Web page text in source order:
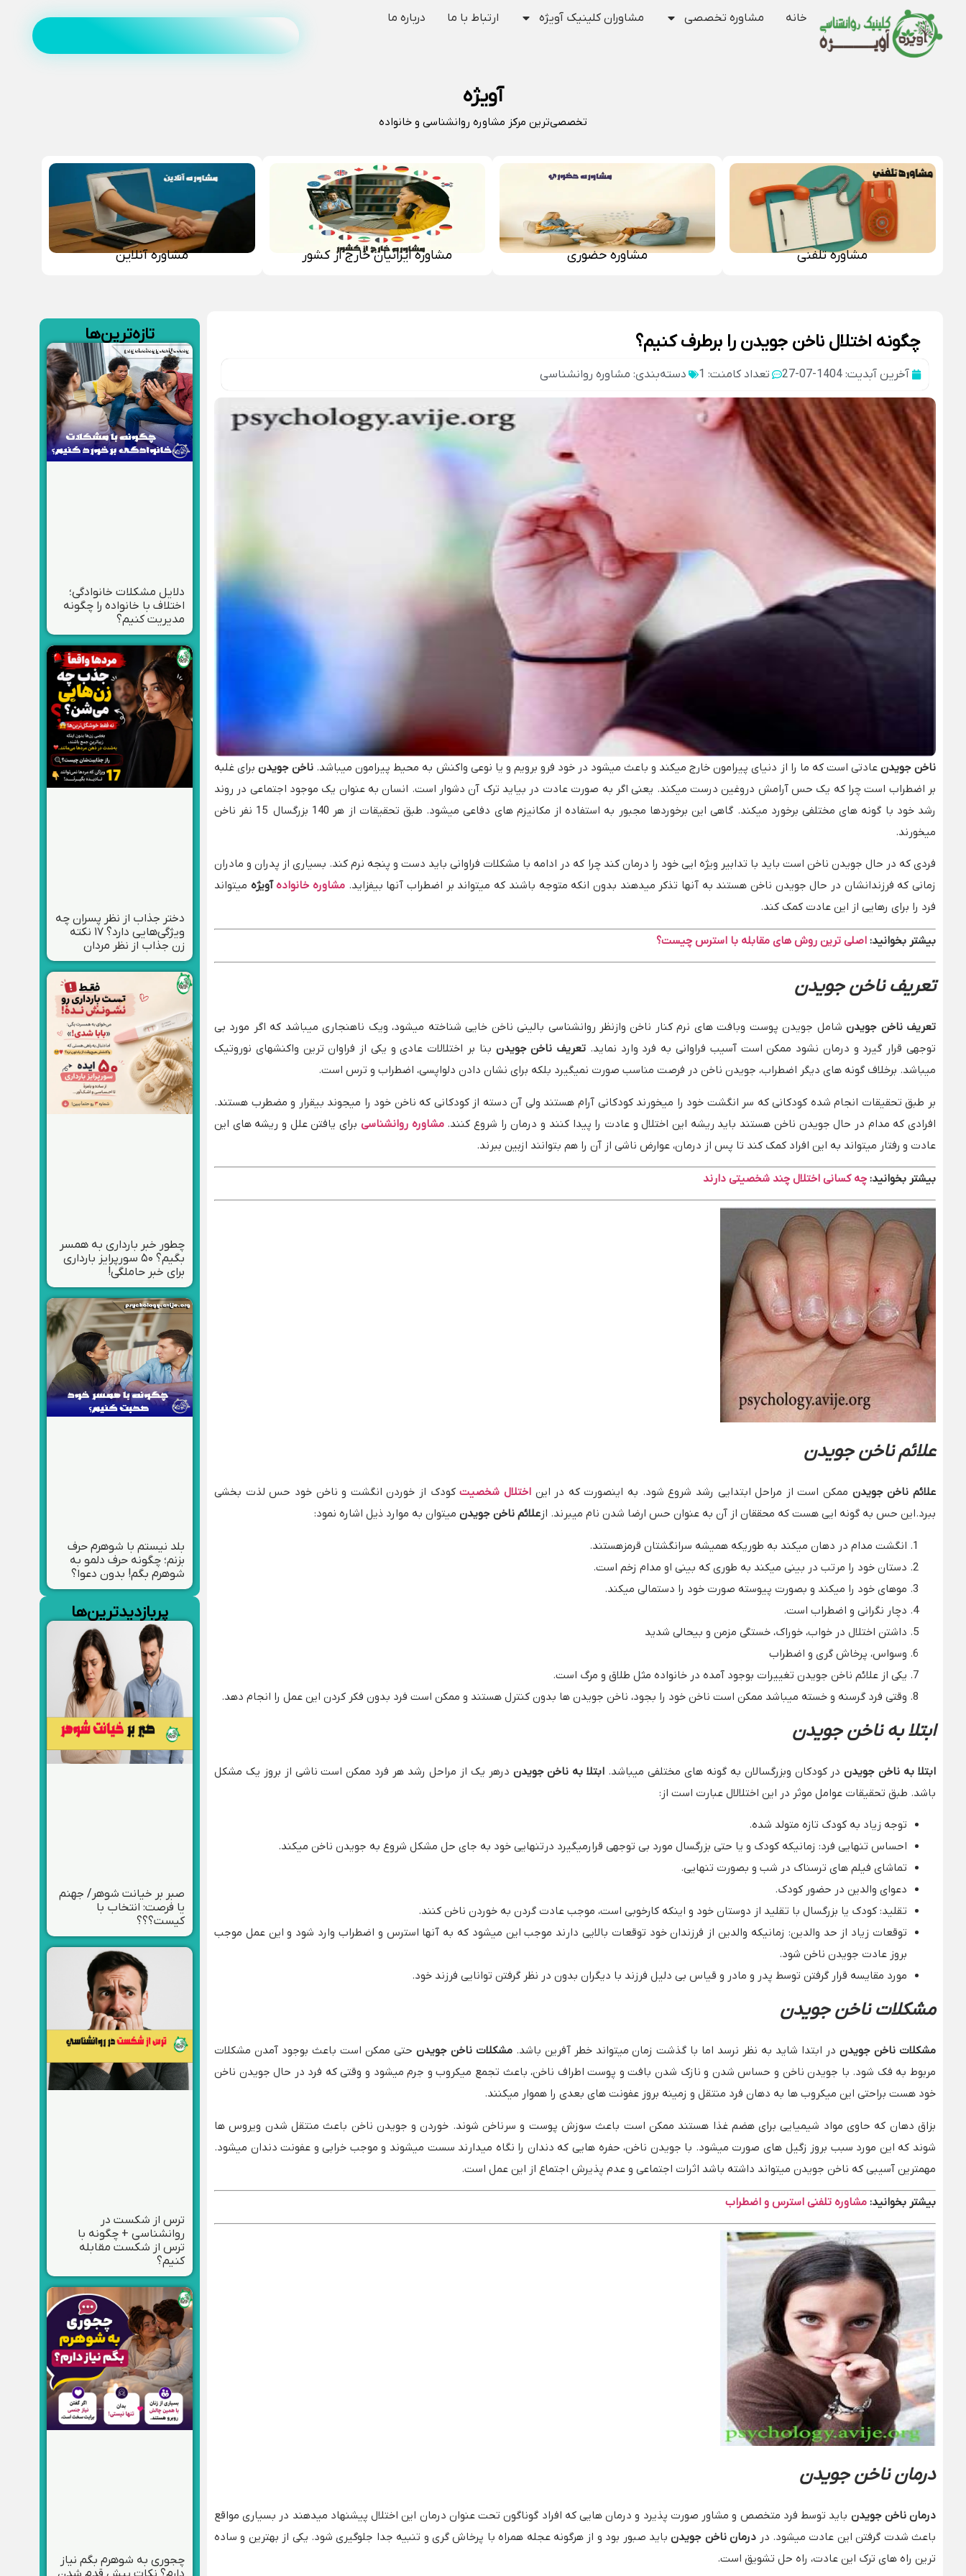
خانه مشاوره تخصصی مشاوران کلینیک آویژه ارتباط با ما درباره ما
آویژه
تخصصی‌ترین مرکز مشاوره روانشناسی و خانواده
مشاوره تلفنی مشاوره حضوری مشاوره ایرانیان خارج از کشور مشاوره آنلاین
چگونه اختلال ناخن جویدن را برطرف کنیم؟
آخرین آبدیت: 1404-07-27 تعداد کامنت: 1 دسته‌بندی: مشاوره روانشناسی
ناخن جویدنعادتی است که ما را از دنیای پیرامون خارج میکند و باعث میشود در خود فرو برویم و یا نوعی واکنش به محیط پیرامون میباشد. ناخن جویدنبرای غلبه
بر اضطراب است چرا که یک حس آرامش دروغین درست میکند. یعنی اگر به صورت عادت در بیاید ترک آن دشوار است. انسان به عنوان یک موجود اجتماعی در روند
رشد خود با گونه های مختلفی برخورد میکند. گاهی این برخوردها مجبور به استفاده از مکانیزم های دفاعی میشود. طبق تحقیقات از هر 140 بزرگسال 15 نفر ناخن
میخورند.
فردی که در حال جویدن ناخن است باید با تدابیر ویژه ایی خود را درمان کند چرا که در ادامه با مشکلات فراوانی باید دست و پنجه نرم کند. بسیاری از پدران و مادران
زمانی که فرزندانشان در حال جویدن ناخن هستند به آنها تذکر میدهند بدون انکه متوجه باشند که میتواند بر اضطراب آنها بیفزاید. مشاوره خانواده آویژه میتواند
فرد را برای رهایی از این عادت کمک کند.
بیشتر بخوانید: اصلی ترین روش های مقابله با استرس چیست؟
تعریف ناخن جویدن
تعریف ناخن جویدن شامل جویدن پوست وبافت های نرم کنار ناخن وازنظر روانشناسی بالینی ناخن خایی شناخته میشود، ویک ناهنجاری میباشد که اگر مورد بی
توجهی قرار گیرد و درمان نشود ممکن است آسیب فراوانی به فرد وارد نماید. تعریف ناخن جویدن بنا بر اختلالات عادی و یکی از فراوان ترین واکنشهای نوروتیک
میباشد. برخلاف گونه های دیگر اضطراب، جویدن ناخن در فرصت مناسب صورت نمیگیرد بلکه برای نشان دادن دلواپسی، اضطراب و ترس است.
بر طبق تحقیقات انجام شده کودکانی که سر انگشت خود را میخورند کودکانی آرام هستند ولی آن دسته از کودکانی که ناخن خود را میجوند بیقرار و مضطرب هستند.
افرادی که مدام در حال جویدن ناخن هستند باید ریشه این اختلال و عادت را پیدا کنند و درمان را شروع کنند.مشاوره روانشناسی برای یافتن علل و ریشه های این
عادت و رفتار میتواند به این افراد کمک کند تا پس از درمان، عوارض ناشی از آن را هم بتوانند ازبین ببرند.
بیشتر بخوانید: چه کسانی اختلال چند شخصیتی دارند
علائم ناخن جویدن
علائم ناخن جویدن ممکن است از مراحل ابتدایی رشد شروع شود. به اینصورت که در ایناختلال شخصیتکودک از خوردن انگشت و ناخن خود حس لذت بخشی
ببرد.این حس به گونه ایی هست که محققان از آن به عنوان حس ارضا شدن نام میبرند. ازعلائم ناخن جویدن میتوان به موارد ذیل اشاره نمود:
انگشت مدام در دهان میکند به طوریکه همیشه سرانگشتان قرمزهستند.
دستان خود را مرتب در بینی میکند به طوری که بینی او مدام زخم است.
موهای خود را میکند و بصورت پیوسته صورت خود را دستمالی میکند.
دچار نگرانی و اضطراب است.
داشتن اختلال در خواب، خوراک، خستگی مزمن و بیحالی شدید
وسواس، پرخاش گری و اضطراب
یکی از علائم ناخن جویدن تغییرات بوجود آمده در خانواده مثل طلاق و مرگ است.
وقتی فرد گرسنه و خسته میباشد ممکن است ناخن خود را بجود، ناخن جویدن ها بدون کنترل هستند و ممکن است فرد بدون فکر کردن این عمل را انجام دهد.
ابتلا به ناخن جویدن
ابتلا به ناخن جویدن در کودکان وبزرگسالان به گونه های مختلفی میباشد. ابتلا به ناخن جویدن درهر یک از مراحل رشد هر فرد ممکن است ناشی از بروز یک مشکل
باشد. طبق تحقیقات عوامل موثر در این اختلالال عبارت است از:
توجه زیاد به کودک تازه متولد شده.
احساس تنهایی فرد: زمانیکه کودک و یا حتی بزرگسال مورد بی توجهی قرارمیگیرد درتنهایی خود به جای حل مشکل شروع به جویدن ناخن میکند.
تماشای فیلم های ترسناک در شب و بصورت تنهایی.
دعوای والدین در حضور کودک.
تقلید: کودک یا بزرگسال با تقلید از دوستان خود و اینکه کارخوبی است، موجب عادت گردن به خوردن ناخن کنند.
توقعات زیاد از حد والدین: زمانیکه والدین از فرزندان خود توقعات بالایی دارند موجب این میشود که به آنها استرس و اضطراب وارد شود و این عمل موجب
بروز عادت جویدن ناخن شود.
مورد مقایسه قرار گرفتن توسط پدر و مادر و قیاس بی دلیل فرزند با دیگران بدون در نظر گرفتن توانایی فرزند خود.
مشکلات ناخن جویدن
مشکلات ناخن جویدن در ابتدا شاید به نظر نرسد اما با گذشت زمان میتواند خطر آفرین باشد.مشکلات ناخن جویدن حتی ممکن است باعث بوجود آمدن مشکلات
مربوط به فک شود. با جویدن ناخن و حساس شدن و نازک شدن بافت و پوست اطراف ناخن، باعث تجمع میکروب و جرم میشود و وقتی که فرد در حال جویدن ناخن
خود هست براحتی این میکروب ها به دهان فرد منتقل و زمینه بروز عفونت های بعدی را هموار میکنند.
بزاق دهان که حاوی مواد شیمیایی برای هضم غذا هستند ممکن است باعث سوزش پوست و سرناخن شوند. خوردن و جویدن ناخن باعث منتقل شدن ویروس ها
شوند که این مورد سبب بروز زگیل های صورت میشود. با جویدن ناخن، حفره هایی که دندان را نگاه میدارند سست میشوند و موجب خرابی و عفونت دندان میشود.
مهمترین آسیبی که ناخن جویدن میتواند داشته باشد اثرات اجتماعی و عدم پذیرش اجتماع از این عمل است.
بیشتر بخوانید: مشاوره تلفنی استرس و اضطراب
درمان ناخن جویدن
درمان ناخن جویدن باید توسط فرد متخصص و مشاور صورت پذیرد و درمان هایی که افراد گوناگون تحت عنوان درمان این اختلال پیشنهاد میدهند در بسیاری مواقع
باعث شدت گرفتن این عادت میشود. در درمان ناخن جویدنباید صبور بود و از هرگونه عجله همراه با پرخاش گری و تنبیه جدا جلوگیری شود. یکی از بهترین و ساده
ترین راه های ترک این عادت، راه حل تشویق است.
تازه‌ترین‌ها
دلایل مشکلات خانوادگی؛
اختلاف با خانواده را چگونه
مدیریت کنیم؟
دختر جذاب از نظر پسران چه
ویژگی‌هایی دارد؟ ۱۷ نکته
زن جذاب از نظر مردان
چطور خبر بارداری به همسر
بگیم؟ ۵۰ سورپرایز بارداری
برای خبر حاملگی!
بلد نیستم با شوهرم حرف
بزنم؛ چگونه حرف دلمو به
شوهرم بگم! بدون دعوا؟
پربازدیدترین‌ها
صبر بر خیانت شوهر/ جهنم
یا فرصت: انتخاب با
کیست؟؟؟
ترس از شکست در
روانشناسی + چگونه با
ترس از شکست مقابله
کنیم؟
چجوری به شوهرم بگم نیاز